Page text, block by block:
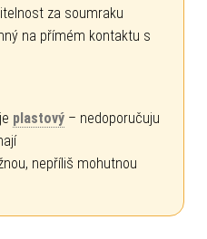
za soumraku
na přímém kontaktu s
je plastový – nedoporučuju
nepříliš mohutnou